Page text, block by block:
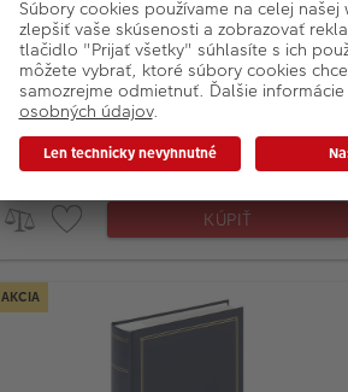
Na 36 fotiek s rozmerom 13x18cm
Rozmery: 15 x 20 cm
MNOŽSTEVNÉ ZĽAVY na všetky albumy:
10% (2ks), 15% (3ks), 20% (od 4ks)
Na sklade
Menej ako 3 ks 5,90
KÚPIŤ
AKCIA